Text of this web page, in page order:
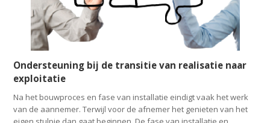
Ondersteuning bij de transitie van realisatie naar
exploitatie
Na het bouwproces en fase van installatie eindigt vaak het werk
van de aannemer. Terwijl voor de afnemer het genieten van het